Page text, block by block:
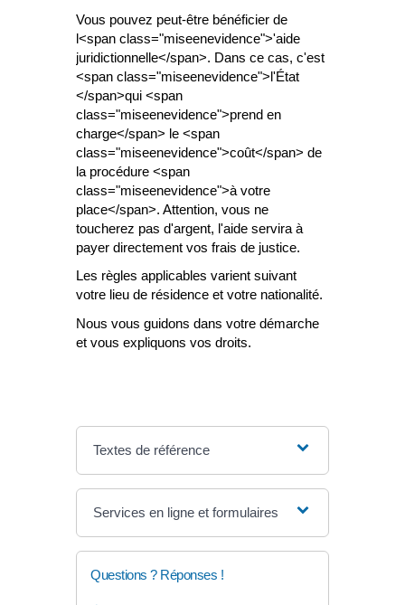
Vous pouvez peut-être bénéficier de
l<span class="miseenevidence">'aide
juridictionnelle</span>. Dans ce cas, c'est
<span class="miseenevidence">l'État
</span>qui <span
class="miseenevidence">prend en
charge</span> le <span
class="miseenevidence">coût</span> de
la procédure <span
class="miseenevidence">à votre
place</span>. Attention, vous ne
toucherez pas d'argent, l'aide servira à
payer directement vos frais de justice.
Les règles applicables varient suivant
votre lieu de résidence et votre nationalité.
Nous vous guidons dans votre démarche
et vous expliquons vos droits.
Textes de référence
Services en ligne et formulaires
Questions ? Réponses !